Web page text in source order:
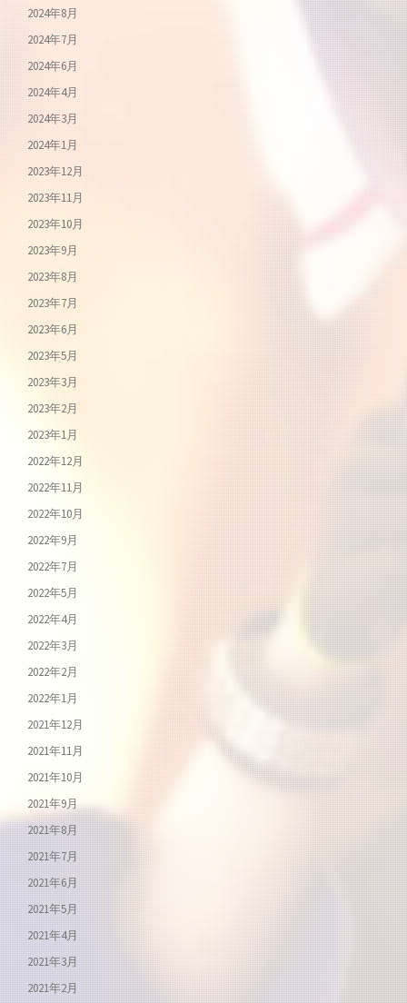
2024年8月
2024年7月
2024年6月
2024年4月
2024年3月
2024年1月
2023年12月
2023年11月
2023年10月
2023年9月
2023年8月
2023年7月
2023年6月
2023年5月
2023年3月
2023年2月
2023年1月
2022年12月
2022年11月
2022年10月
2022年9月
2022年7月
2022年5月
2022年4月
2022年3月
2022年2月
2022年1月
2021年12月
2021年11月
2021年10月
2021年9月
2021年8月
2021年7月
2021年6月
2021年5月
2021年4月
2021年3月
2021年2月